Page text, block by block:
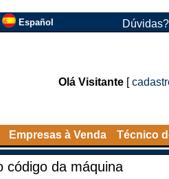
Español Dúvidas?
Olá Visitante [
Empresas à Venda Técnico